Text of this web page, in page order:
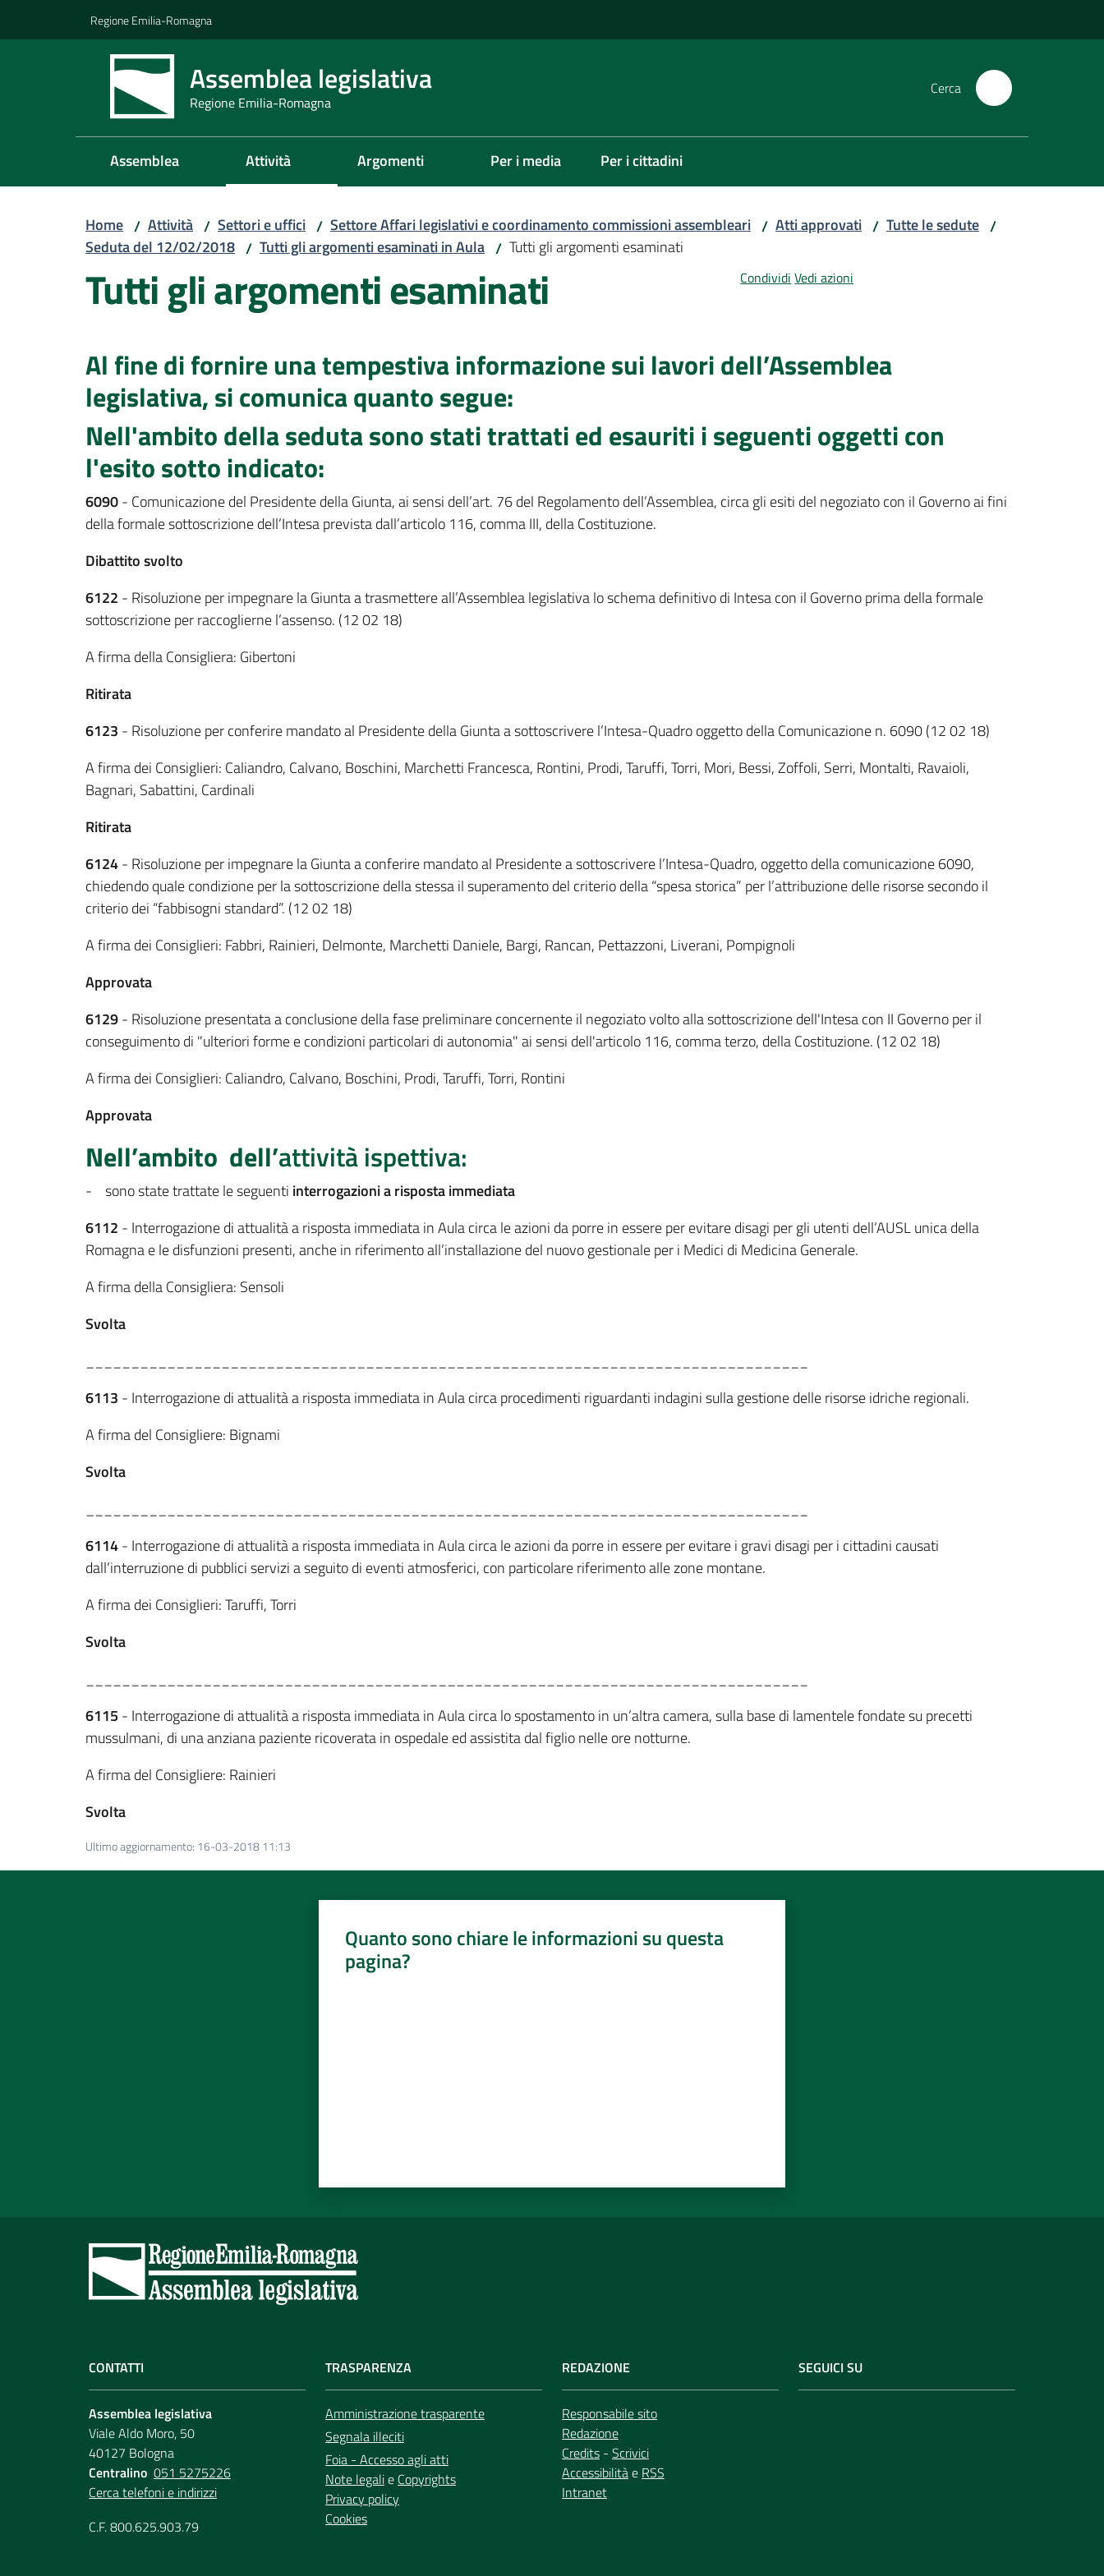
Regione Emilia-Romagna
Assemblea legislativa
Regione Emilia-Romagna
Cerca
Assemblea Attività Argomenti Per i media Per i cittadini
Home / Attività / Settori e uffici / Settore Affari legislativi e coordinamento commissioni assembleari / Atti approvati / Tutte le sedute /
Seduta del 12/02/2018 / Tutti gli argomenti esaminati in Aula / Tutti gli argomenti esaminati
Tutti gli argomenti esaminati Condividi Vedi azioni
Al fine di fornire una tempestiva informazione sui lavori dell’Assemblea
legislativa, si comunica quanto segue:
Nell'ambito della sedutasono stati trattati ed esauriti i seguenti oggetti con
l'esito sotto indicato:
6090- Comunicazione del Presidente della Giunta, ai sensi dell’art. 76 del Regolamento dell’Assemblea, circa gli esiti del negoziato con il Governo ai fini
della formale sottoscrizione dell’Intesa prevista dall’articolo 116, comma III, della Costituzione.
Dibattito svolto
6122 - Risoluzione per impegnare la Giunta a trasmettere all’Assemblea legislativa lo schema definitivo di Intesa con il Governo prima della formale
sottoscrizione per raccoglierne l’assenso. (12 02 18)
A firma della Consigliera: Gibertoni
Ritirata
6123 - Risoluzione per conferire mandato al Presidente della Giunta a sottoscrivere l’Intesa-Quadro oggetto della Comunicazione n. 6090 (12 02 18)
A firma dei Consiglieri: Caliandro, Calvano, Boschini, Marchetti Francesca, Rontini, Prodi, Taruffi, Torri, Mori, Bessi, Zoffoli, Serri, Montalti, Ravaioli,
Bagnari, Sabattini, Cardinali
Ritirata
6124- Risoluzione per impegnare la Giunta a conferire mandato al Presidente a sottoscrivere l’Intesa-Quadro, oggetto della comunicazione 6090,
chiedendo quale condizione per la sottoscrizione della stessa il superamento del criterio della “spesa storica” per l’attribuzione delle risorse secondo il
criterio dei “fabbisogni standard”. (12 02 18)
A firma dei Consiglieri: Fabbri, Rainieri, Delmonte, Marchetti Daniele, Bargi, Rancan, Pettazzoni, Liverani, Pompignoli
Approvata
6129- Risoluzione presentata a conclusione della fase preliminare concernente il negoziato volto alla sottoscrizione dell'Intesa con II Governo per il
conseguimento di "ulteriori forme e condizioni particolari di autonomia" ai sensi dell'articolo 116, comma terzo, della Costituzione. (12 02 18)
A firma dei Consiglieri: Caliandro, Calvano, Boschini, Prodi, Taruffi, Torri, Rontini
Approvata
Nell’ambito dell’attività ispettiva:
- sono state trattate le seguenti interrogazioni a risposta immediata
6112 - Interrogazione di attualità a risposta immediata in Aula circa le azioni da porre in essere per evitare disagi per gli utenti dell’AUSL unica della
Romagna e le disfunzioni presenti, anche in riferimento all’installazione del nuovo gestionale per i Medici di Medicina Generale.
A firma della Consigliera: Sensoli
Svolta
6113 - Interrogazione di attualità a risposta immediata in Aula circa procedimenti riguardanti indagini sulla gestione delle risorse idriche regionali.
A firma del Consigliere: Bignami
Svolta
6114- Interrogazione di attualità a risposta immediata in Aula circa le azioni da porre in essere per evitare i gravi disagi per i cittadini causati
dall’interruzione di pubblici servizi a seguito di eventi atmosferici, con particolare riferimento alle zone montane.
A firma dei Consiglieri: Taruffi, Torri
Svolta
6115 - Interrogazione di attualità a risposta immediata in Aula circa lo spostamento in un’altra camera, sulla base di lamentele fondate su precetti
mussulmani, di una anziana paziente ricoverata in ospedale ed assistita dal figlio nelle ore notturne.
A firma del Consigliere: Rainieri
Svolta
Ultimo aggiornamento: 16-03-2018 11:13
Quanto sono chiare le informazioni su questa
pagina?
CONTATTI
Assemblea legislativa
Viale Aldo Moro, 50
40127 Bologna
Centralino 051 5275226
Cerca telefoni e indirizzi
C.F. 800.625.903.79
TRASPARENZA
Amministrazione trasparente
Segnala illeciti
Foia - Accesso agli atti
Note legalie Copyrights
Privacy policy
Cookies
REDAZIONE
Responsabile sito
Redazione
Credits - Scrivici
Accessibilitàe RSS
Intranet
SEGUICI SU